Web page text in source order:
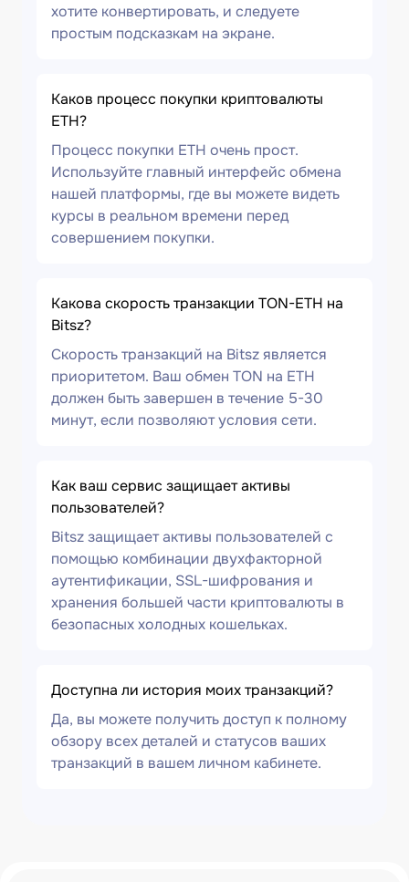
хотите конвертировать, и следуете
простым подсказкам на экране.
Каков процесс покупки криптовалюты
ETH?
Процесс покупки ETH очень прост.
Используйте главный интерфейс обмена
нашей платформы, где вы можете видеть
курсы в реальном времени перед
совершением покупки.
Какова скорость транзакции TON-ETH на
Bitsz?
Скорость транзакций на Bitsz является
приоритетом. Ваш обмен TON на ETH
должен быть завершен в течение 5-30
минут, если позволяют условия сети.
Как ваш сервис защищает активы
пользователей?
Bitsz защищает активы пользователей с
помощью комбинации двухфакторной
аутентификации, SSL-шифрования и
хранения большей части криптовалюты в
безопасных холодных кошельках.
Доступна ли история моих транзакций?
Да, вы можете получить доступ к полному
обзору всех деталей и статусов ваших
транзакций в вашем личном кабинете.